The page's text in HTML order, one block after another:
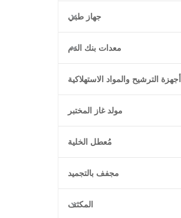
جهاز طبي
معدات بنك الدم
أجهزة الترشيح والمواد الاستهلاكية
مولد غاز المختبر
مُعطل الخلية
مجفف بالتجميد
المكثف